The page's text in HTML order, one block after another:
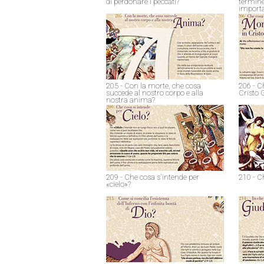
205 - Con la morte, che cosa
succede al nostro corpo e alla
nostra anima?
206 -
Cristo
209 - Che cosa s'intende per
«cielo»?
210 -